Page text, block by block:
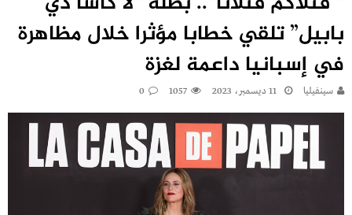
بابيل” تلقي خطابا مؤثرا خلال مظاهرة
في إسبانيا داعمة لغزة
سينفيليا 11 ديسمبر، 2023 1057
0